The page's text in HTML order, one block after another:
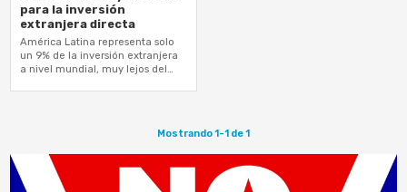
para la inversión
extranjera directa
América Latina representa solo
un 9% de la inversión extranjera
a nivel mundial, muy lejos del
Mostrando 1-1 de 1